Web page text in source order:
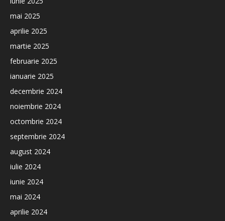
mai 2025
aprilie 2025
martie 2025
februarie 2025
ianuarie 2025
decembrie 2024
noiembrie 2024
octombrie 2024
septembrie 2024
august 2024
iulie 2024
iunie 2024
mai 2024
aprilie 2024